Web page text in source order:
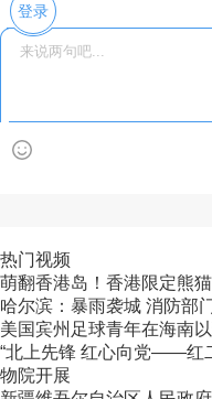
登录
热门视频
萌翻香港岛！香港限定熊猫
哈尔滨：暴雨袭城 消防部
美国宾州足球青年在海南
“北上先锋 红心向党——红
物院开展